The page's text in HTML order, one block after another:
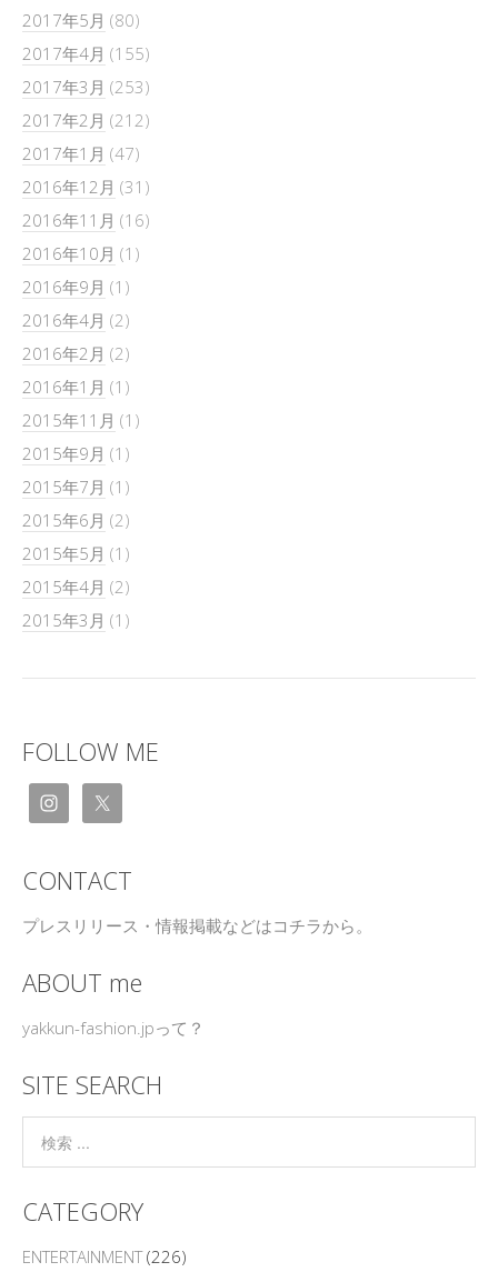
2017年5月 (80)
2017年4月 (155)
2017年3月 (253)
2017年2月 (212)
2017年1月 (47)
2016年12月 (31)
2016年11月 (16)
2016年10月 (1)
2016年9月 (1)
2016年4月 (2)
2016年2月 (2)
2016年1月 (1)
2015年11月 (1)
2015年9月 (1)
2015年7月 (1)
2015年6月 (2)
2015年5月 (1)
2015年4月 (2)
2015年3月 (1)
FOLLOW ME
CONTACT
プレスリリース・情報掲載などはコチラから。
ABOUT me
yakkun-fashion.jpって？
SITE SEARCH
CATEGORY
ENTERTAINMENT(226)